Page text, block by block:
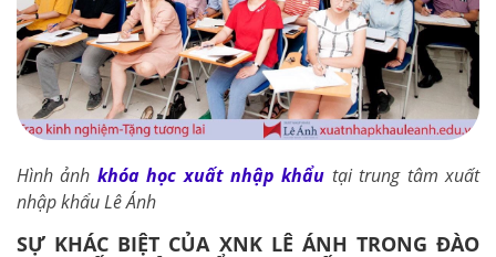
Hình ảnh khóa học xuất nhập khẩu tại trung tâm xuất
nhập khẩu Lê Ánh
SỰ KHÁC BIỆT CỦA XNK LÊ ÁNH TRONG ĐÀO